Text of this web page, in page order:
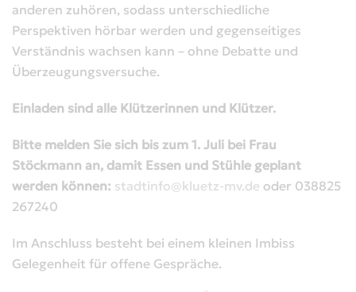
anderen zuhören, sodass unterschiedliche
Perspektiven hörbar werden und gegenseitiges
Verständnis wachsen kann – ohne Debatte und
Überzeugungsversuche.
Einladen sind alle Klützerinnen und Klützer.
Bitte melden Sie sich bis zum 1. Juli bei Frau
Stöckmann an, damit Essen und Stühle geplant
werden können: stadtinfo@kluetz-mv.de oder 038825
267240
Im Anschluss besteht bei einem kleinen Imbiss
Gelegenheit für offene Gespräche.